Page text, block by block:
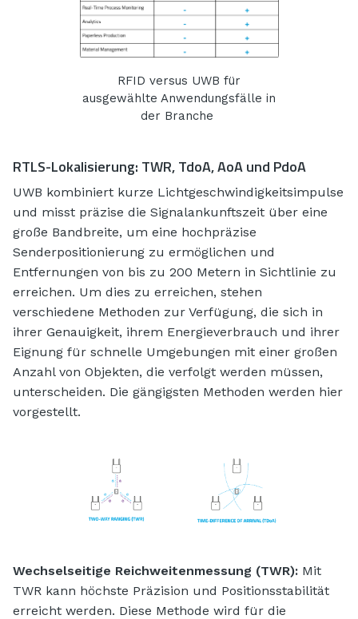
RFID versus UWB für
ausgewählte Anwendungsfälle in
der Branche
RTLS-Lokalisierung: TWR, TdoA, AoA und PdoA
UWB kombiniert kurze Lichtgeschwindigkeitsimpulse
und misst präzise die Signalankunftszeit über eine
große Bandbreite, um eine hochpräzise
Senderpositionierung zu ermöglichen und
Entfernungen von bis zu 200 Metern in Sichtlinie zu
erreichen. Um dies zu erreichen, stehen
verschiedene Methoden zur Verfügung, die sich in
ihrer Genauigkeit, ihrem Energieverbrauch und ihrer
Eignung für schnelle Umgebungen mit einer großen
Anzahl von Objekten, die verfolgt werden müssen,
unterscheiden. Die gängigsten Methoden werden hier
vorgestellt.
Wechselseitige Reichweitenmessung (TWR): Mit
TWR kann höchste Präzision und Positionsstabilität
erreicht werden. Diese Methode wird für die